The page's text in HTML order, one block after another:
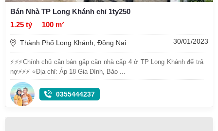
Bán Nhà TP Long Khánh chỉ 1ty250
1.25 tỷ
100 m²
Thành Phố Long Khánh, Đồng Nai 30/01/2023
⚡⚡⚡Chính chủ cần bán gấp căn nhà cấp 4 ở TP Long Khánh để trả
nợ⚡⚡⚡ ⭐️Địa chỉ: Áp 18 Gia Đình, Bảo ...
0355444237